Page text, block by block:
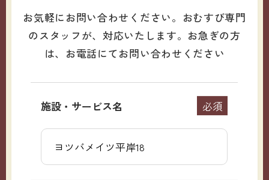
お気軽にお問い合わせください。おむすび専門
のスタッフが、対応いたします。 お急ぎの方
は、お電話にてお問い合わせください
必須
施設・サービス名